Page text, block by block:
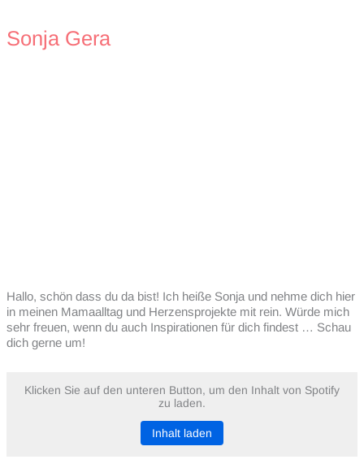
Sonja Gera
Hallo, schön dass du da bist! Ich heiße Sonja und nehme dich hier
in meinen Mamaalltag und Herzensprojekte mit rein. Würde mich
sehr freuen, wenn du auch Inspirationen für dich findest … Schau
dich gerne um!
Klicken Sie auf den unteren Button, um den Inhalt von Spotify
zu laden.
Inhalt laden